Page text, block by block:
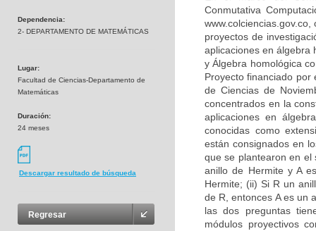
Dependencia:
2- DEPARTAMENTO DE MATEMÁTICAS
Lugar:
Facultad de Ciencias-Departamento de
Matemáticas
Duración:
24 meses
Descargar resultado de búsqueda
Regresar
Conmutativa
proyectos de
aplicaciones en álgebra
y Álgebra homológica
Proyecto financiado por
de Ciencias de
concentrados en la
aplicaciones en
conocidas como
están consignados en
que se plantearon en el
anillo de Hermite y A
Hermite; (ii) Si R un
de R, entonces A es un
las dos preguntas
módulos proyectivos